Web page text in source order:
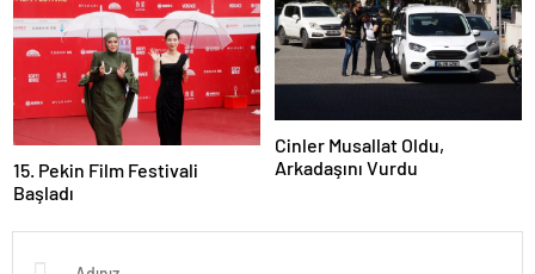
15. Pekin Film Festivali
Başladı
Cinler Musallat Oldu,
Arkadaşını Vurdu